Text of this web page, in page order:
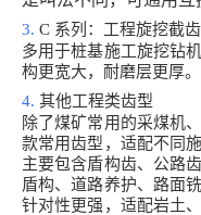
3. C 系列：工程旋挖截齿
多用于桩基施工旋挖钻
构更宽大，耐磨层更厚。
4. 其他工程类齿型
除了煤矿常用的采煤机
款常用齿型，适配不同
主要包含盾构齿、公路
盾构、道路养护、路面
针对性更强，适配岩土